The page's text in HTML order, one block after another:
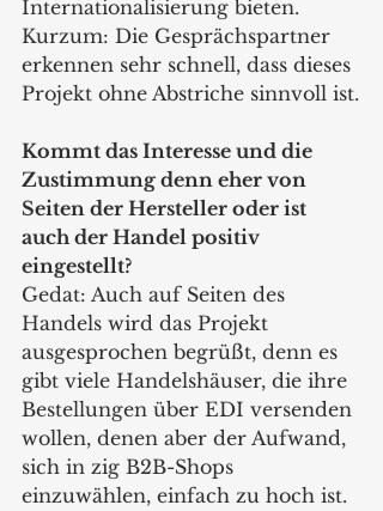
Internationalisierung bieten.
Kurzum: Die Gesprächspartner
erkennen sehr schnell, dass dieses
Projekt ohne Abstriche sinnvoll ist.
Kommt das Interesse und die
Zustimmung denn eher von
Seiten der Hersteller oder ist
auch der Handel positiv
eingestellt?
Gedat: Auch auf Seiten des
Handels wird das Projekt
ausgesprochen begrüßt, denn es
gibt viele Handelshäuser, die ihre
Bestellungen über EDI versenden
wollen, denen aber der Aufwand,
sich in zig B2B-Shops
einzuwählen, einfach zu hoch ist.